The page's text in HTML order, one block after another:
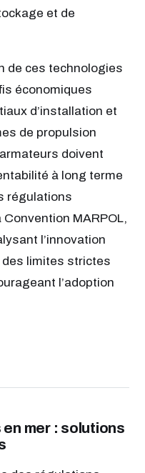
et de
de ces technologies
économiques
d’installation et
de propulsion
doivent
à long terme
régulations
MARPOL,
l’innovation
limites strictes
l’adoption
mer : solutions